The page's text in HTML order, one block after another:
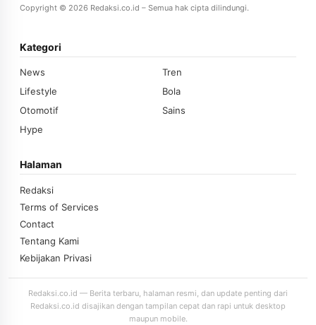
Copyright © 2026 Redaksi.co.id – Semua hak cipta dilindungi.
Kategori
News
Tren
Lifestyle
Bola
Otomotif
Sains
Hype
Halaman
Redaksi
Terms of Services
Contact
Tentang Kami
Kebijakan Privasi
Redaksi.co.id — Berita terbaru, halaman resmi, dan update penting dari
Redaksi.co.id disajikan dengan tampilan cepat dan rapi untuk desktop
maupun mobile.